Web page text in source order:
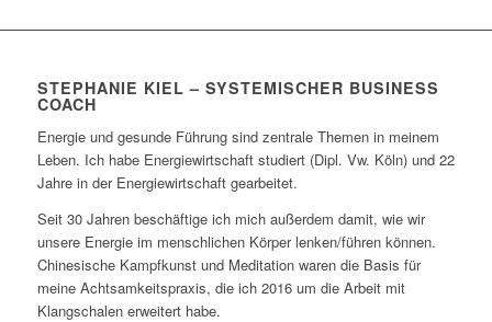
STEPHANIE KIEL – SYSTEMISCHER BUSINESS
COACH
Energie und gesunde Führung sind zentrale Themen in meinem
Leben. Ich habe Energiewirtschaft studiert (Dipl. Vw. Köln) und 22
Jahre in der Energiewirtschaft gearbeitet.
Seit 30 Jahren beschäftige ich mich außerdem damit, wie wir
unsere Energie im menschlichen Körper lenken/führen können.
Chinesische Kampfkunst und Meditation waren die Basis für
meine Achtsamkeitspraxis, die ich 2016 um die Arbeit mit
Klangschalen erweitert habe.